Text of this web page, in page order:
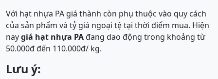
Với hạt nhựa PA giá thành còn phụ thuộc vào quy cách
của sản phẩm và tỷ giá ngoại tệ tại thời điểm mua. Hiện
naygiá hạt nhựa PAđang dao động trong khoảng từ
50.000đ đến 110.000đ/ kg.
Lưu ý: